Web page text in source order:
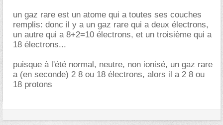
un gaz rare est un atome qui a toutes ses couches
remplis: donc il y a un gaz rare qui a deux électrons,
un autre qui a 8+2=10 électrons, et un troisième qui a
18 électrons...
puisque à l'été normal, neutre, non ionisé, un gaz rare
a (en seconde) 2 8 ou 18 électrons, alors il a 2 8 ou
18 protons